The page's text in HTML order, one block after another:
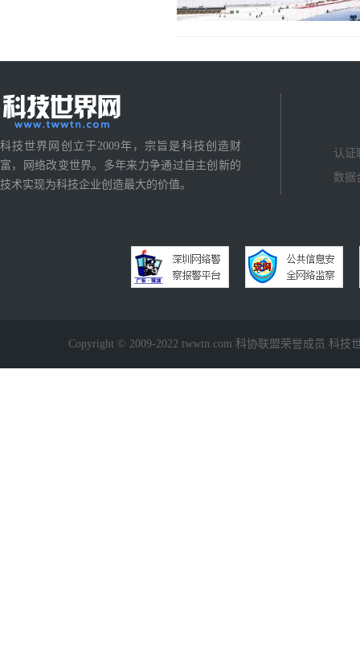
科技世界网创立于2009年，宗旨是科技创造财
富，网络改变世界。多年来力争通过自主创新的
技术实现为科技企业创造最大的价值。
认证
数据
Copyright © 2009-2022 twwtn.com 科协联盟荣誉成员 科